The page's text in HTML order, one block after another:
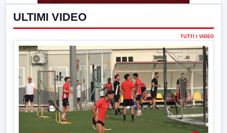
ULTIMI VIDEO
TUTTI I VIDEO